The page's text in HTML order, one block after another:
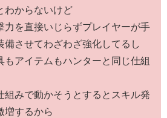
わからないけど
力を直接いじらずプレイヤーが手
させてわざわざ強化してるし
もアイテムもハンターと同じ仕組
組みで動かそうとするとスキル発
増するから